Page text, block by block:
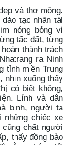
và thơ mộng.
tạo nhân tài
nóng bỏng vì
tấc đất, từng
thành trách
ra Ninh
tỉnh miền Trung
nhìn xuống thấy
có biết không,
Lính và dân
binh, người ta
những chiếc xe
cũng chất người
thấy đồng bào